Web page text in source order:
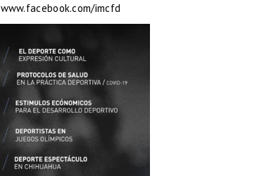
www.facebook.com/imcfd